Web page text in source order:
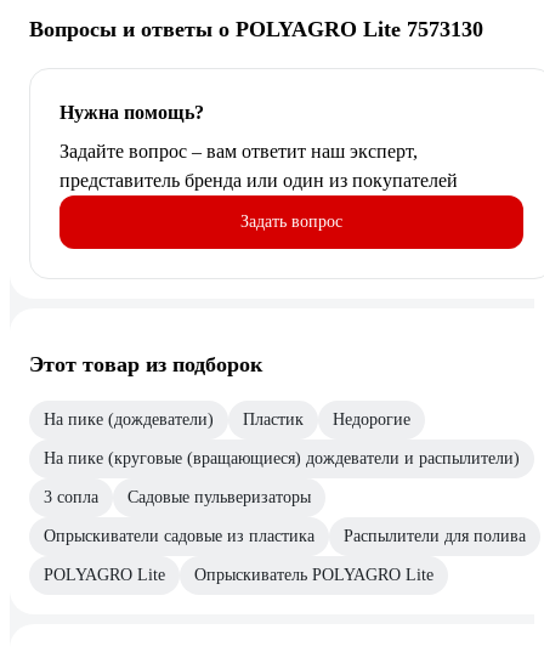
Вопросы и ответы о POLYAGRO Lite 7573130
Нужна помощь?
Задайте вопрос – вам ответит наш эксперт,
представитель бренда или один из покупателей
Задать вопрос
Этот товар из подборок
На пике (дождеватели) Пластик Недорогие
На пике (круговые (вращающиеся) дождеватели и распылители)
3 сопла Садовые пульверизаторы
Опрыскиватели садовые из пластика Распылители для полива
POLYAGRO Lite Опрыскиватель POLYAGRO Lite